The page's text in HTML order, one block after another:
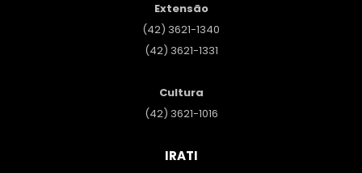
Extensão
(42) 3621-1340
(42) 3621-1331
Cultura
(42) 3621-1016
IRATI